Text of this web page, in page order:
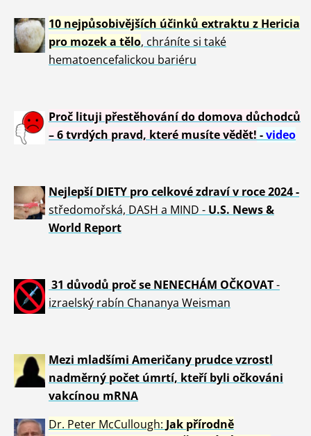
10 nejpůsobivějších účinků extraktu z Hericia
pro mozek a tělo, chráníte si také
hematoencefalickou bariéru
Proč lituji přestěhování do domova důchodců
– 6 tvrdých pravd, které musíte vědět! -video
Nejlepší DIETY pro celkové zdraví v roce 2024 -
středomořská, DASH a MIND - U.S. News &
World Report
31 důvodů proč se NENECHÁM OČKOVAT-
izraelský rabín Chananya Weisman
Mezi mladšími Američany prudce vzrostl
nadměrný počet úmrtí, kteří byli očkováni
vakcínou mRNA
Dr. Peter McCullough: Jak přírodně